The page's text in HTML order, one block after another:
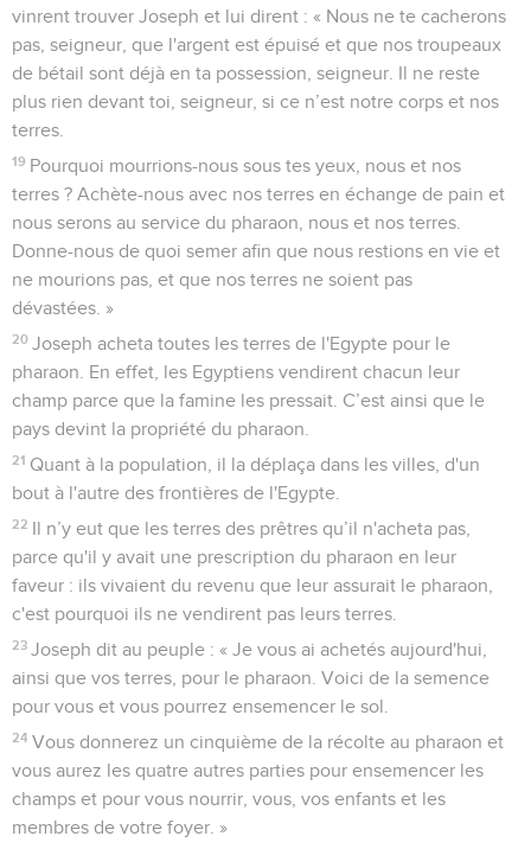
vinrent trouver Joseph et lui dirent : « Nous ne te cacherons
pas, seigneur, que l'argent est épuisé et que nos troupeaux
de bétail sont déjà en ta possession, seigneur. Il ne reste
plus rien devant toi, seigneur, si ce n’est notre corps et nos
terres.
19 Pourquoi mourrions-nous sous tes yeux, nous et nos
terres ? Achète-nous avec nos terres en échange de pain et
nous serons au service du pharaon, nous et nos terres.
Donne-nous de quoi semer afin que nous restions en vie et
ne mourions pas, et que nos terres ne soient pas
dévastées. »
20 Joseph acheta toutes les terres de l'Egypte pour le
pharaon. En effet, les Egyptiens vendirent chacun leur
champ parce que la famine les pressait. C’est ainsi que le
pays devint la propriété du pharaon.
21 Quant à la population, il la déplaça dans les villes, d'un
bout à l'autre des frontières de l'Egypte.
22 Il n’y eut que les terres des prêtres qu’il n'acheta pas,
parce qu'il y avait une prescription du pharaon en leur
faveur : ils vivaient du revenu que leur assurait le pharaon,
c'est pourquoi ils ne vendirent pas leurs terres.
23 Joseph dit au peuple : « Je vous ai achetés aujourd'hui,
ainsi que vos terres, pour le pharaon. Voici de la semence
pour vous et vous pourrez ensemencer le sol.
24 Vous donnerez un cinquième de la récolte au pharaon et
vous aurez les quatre autres parties pour ensemencer les
champs et pour vous nourrir, vous, vos enfants et les
membres de votre foyer. »